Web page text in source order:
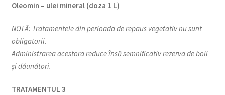
Oleomin – ulei mineral (doza 1 L)
NOTĂ: Tratamentele din perioada de repaus vegetativ nu sunt
obligatorii.
Administrarea acestora reduce însă semnificativ rezerva de boli
și dăunători.
TRATAMENTUL 3